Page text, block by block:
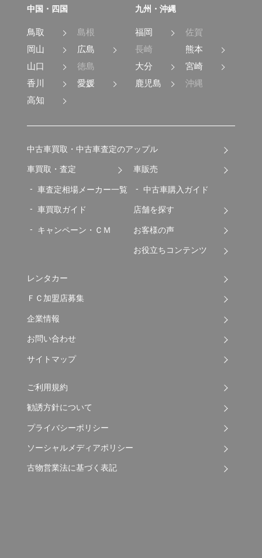
中国・四国
鳥取
島根
岡山
広島
山口
徳島
香川
愛媛
高知
九州・沖縄
福岡
佐賀
長崎
熊本
大分
宮崎
鹿児島
沖縄
中古車買取・中古車査定のアップル
車買取・査定
車査定相場メーカー一覧
車買取ガイド
キャンペーン・ＣＭ
車販売
中古車購入ガイド
店舗を探す
お客様の声
お役立ちコンテンツ
レンタカー
ＦＣ加盟店募集
企業情報
お問い合わせ
サイトマップ
ご利用規約
勧誘方針について
プライバシーポリシー
ソーシャルメディアポリシー
古物営業法に基づく表記